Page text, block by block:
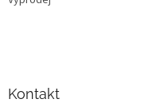
Kontakt